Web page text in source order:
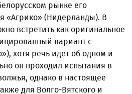
рынке его
«Агрико» (Нидерланды). В
встретить как оригинальное
вариант с
хотя речь идет об одном и
он проходил испытания в
однако в настоящее
для Волго-Вятского и